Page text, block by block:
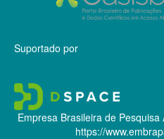
Suportado por
Empresa Brasileira de
https://